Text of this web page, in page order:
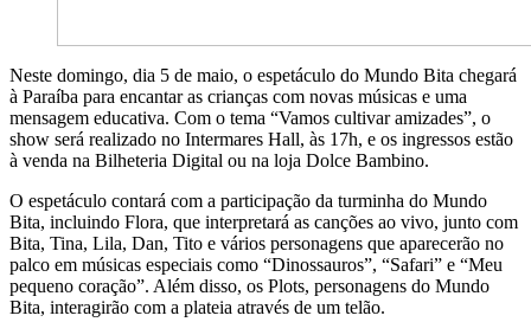
Neste domingo, dia 5 de maio, o espetáculo do Mundo Bita chegará
à Paraíba para encantar as crianças com novas músicas e uma
mensagem educativa. Com o tema “Vamos cultivar amizades”, o
show será realizado no Intermares Hall, às 17h, e os ingressos estão
à venda na Bilheteria Digital ou na loja Dolce Bambino.
O espetáculo contará com a participação da turminha do Mundo
Bita, incluindo Flora, que interpretará as canções ao vivo, junto com
Bita, Tina, Lila, Dan, Tito e vários personagens que aparecerão no
palco em músicas especiais como “Dinossauros”, “Safari” e “Meu
pequeno coração”. Além disso, os Plots, personagens do Mundo
Bita, interagirão com a plateia através de um telão.